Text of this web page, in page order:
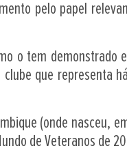
pelo papel
o tem demonstrado
que representa
(onde nasceu,
de Veteranos de